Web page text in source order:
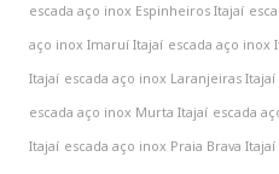
escada aço inox Espinheiros Itajaí
aço inox Imaruí Itajaí escada aço inox
Itajaí escada aço inox Laranjeiras Itajaí
escada aço inox Murta Itajaí escada
Itajaí escada aço inox Praia Brava Itajaí